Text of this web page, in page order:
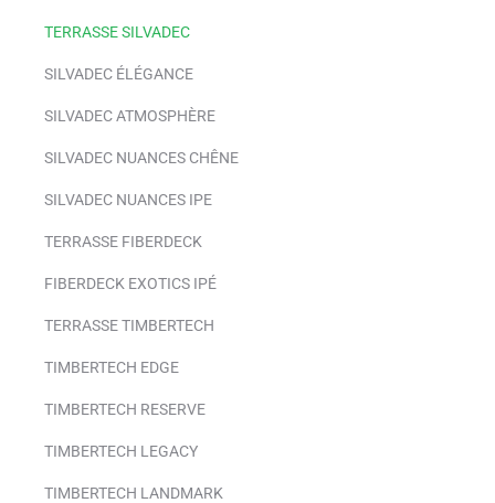
TERRASSE SILVADEC
SILVADEC ÉLÉGANCE
SILVADEC ATMOSPHÈRE
SILVADEC NUANCES CHÊNE
SILVADEC NUANCES IPE
TERRASSE FIBERDECK
FIBERDECK EXOTICS IPÉ
TERRASSE TIMBERTECH
TIMBERTECH EDGE
TIMBERTECH RESERVE
TIMBERTECH LEGACY
TIMBERTECH LANDMARK